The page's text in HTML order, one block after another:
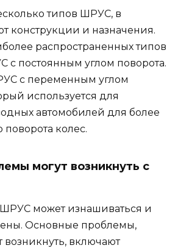
типов ШРУС, в
конструкции и назначения.
распространенных типов
с постоянным углом поворота.
с переменным углом
используется для
автомобилей для более
колес.
могут возникнуть с
может изнашиваться и
Основные проблемы,
возникнуть, включают